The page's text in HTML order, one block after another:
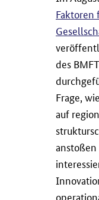
Faktoren
des
Frage,
auf